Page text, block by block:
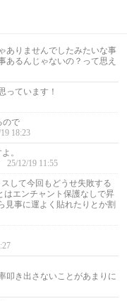
ありませんでしたみたいな事
あるんじゃないの？って思え
っています！
ので
18:23
。
25/12/19 11:55
して今回もどうせ失敗する
エンチャント保護なしで昇
見事に運よく貼れたりとか割
叩き出さないことがあまりに